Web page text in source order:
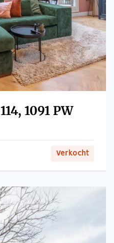
1091 PW
Verkocht